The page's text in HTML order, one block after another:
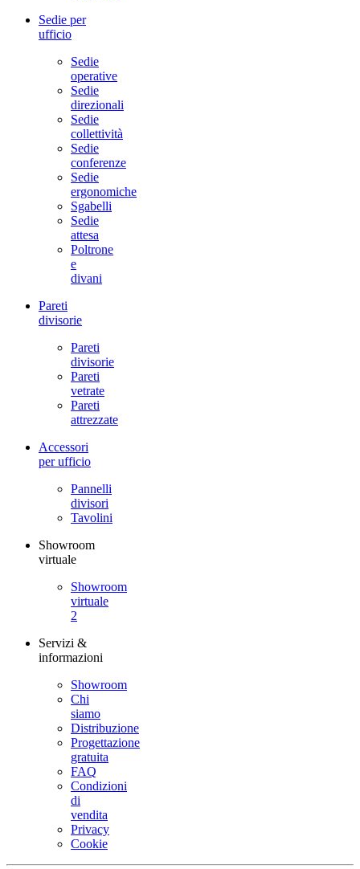
Sedie per
ufficio
Sedie
operative
Sedie
direzionali
Sedie
collettività
Sedie
conferenze
Sedie
ergonomiche
Sgabelli
Sedie
attesa
Poltrone
e
divani
Pareti
divisorie
Pareti
divisorie
Pareti
vetrate
Pareti
attrezzate
Accessori
per ufficio
Pannelli
divisori
Tavolini
Showroom
virtuale
Showroom
virtuale
2
Servizi &
informazioni
Showroom
Chi
siamo
Distribuzione
Progettazione
gratuita
FAQ
Condizioni
di
vendita
Privacy
Cookie